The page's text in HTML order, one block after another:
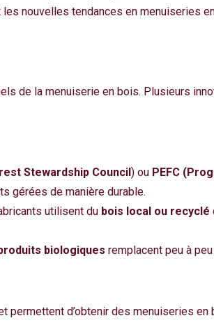
nouvelles tendances en menuiseries
de la menuiserie en bois. Plusieurs
Stewardship Council ) ou PEFC
gérées de manière durable.
utilisent du bois local ou recyclé
biologiques remplacent peu à
permettent d’obtenir des menuiseries en